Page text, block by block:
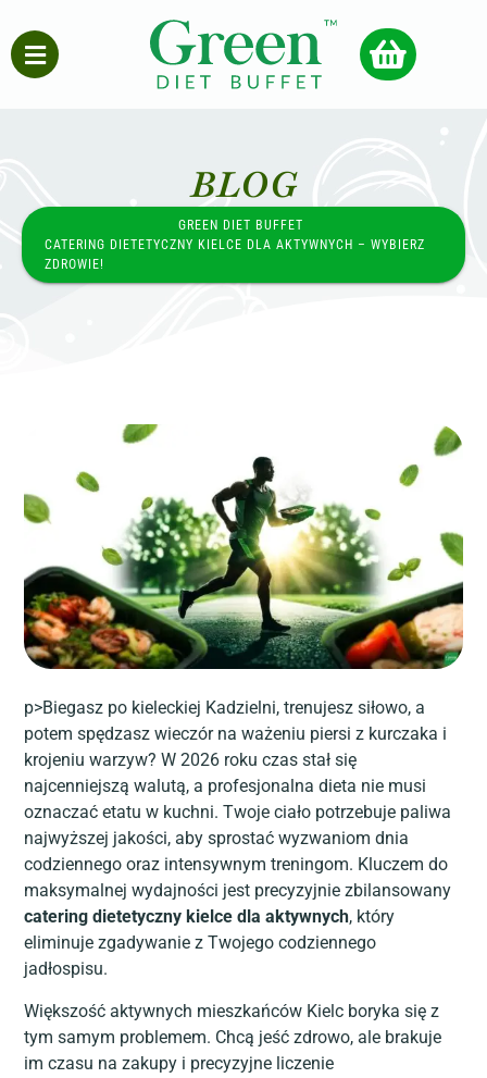
BLOG
GREEN DIET BUFFET
CATERING DIETETYCZNY KIELCE DLA AKTYWNYCH – WYBIERZ
ZDROWIE!
p>Biegasz po kieleckiej Kadzielni, trenujesz siłowo, a
potem spędzasz wieczór na ważeniu piersi z kurczaka i
krojeniu warzyw? W 2026 roku czas stał się
najcenniejszą walutą, a profesjonalna dieta nie musi
oznaczać etatu w kuchni. Twoje ciało potrzebuje paliwa
najwyższej jakości, aby sprostać wyzwaniom dnia
codziennego oraz intensywnym treningom. Kluczem do
maksymalnej wydajności jest precyzyjnie zbilansowany
catering dietetyczny kielce dla aktywnych, który
eliminuje zgadywanie z Twojego codziennego
jadłospisu.
Większość aktywnych mieszkańców Kielc boryka się z
tym samym problemem. Chcą jeść zdrowo, ale brakuje
im czasu na zakupy i precyzyjne liczenie